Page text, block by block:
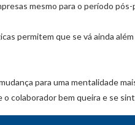
mesmo para o período
permitem que se vá ainda
para uma mentalidade
colaborador bem queira e se